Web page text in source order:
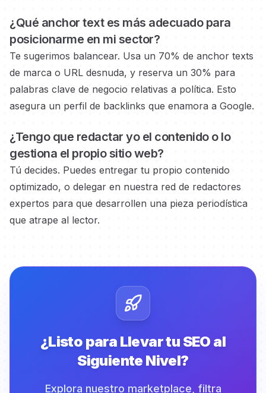
¿Qué anchor text es más adecuado para
posicionarme en mi sector?
Te sugerimos balancear. Usa un 70% de anchor texts
de marca o URL desnuda, y reserva un 30% para
palabras clave de negocio relativas a política. Esto
asegura un perfil de backlinks que enamora a Google.
¿Tengo que redactar yo el contenido o lo
gestiona el propiositio web?
Tú decides. Puedes entregar tu propio contenido
optimizado, o delegar en nuestra red de redactores
expertos para que desarrollen una pieza periodística
que atrape al lector.
¿Listo para Llevar tu SEO al
Siguiente Nivel?
Explora nuestro marketplace, filtra